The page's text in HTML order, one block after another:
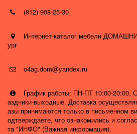
(812) 908-25-30
Интернет-каталог мебели
ург
o4ag.dom@yandex.ru
График работы: ПН-ПТ 10:00-20:00,
аздники-выходные. Доставка
азы принимаются только в письменном
одтверждаете, что ознакомились и
та "ИНФО" (Важная информация).